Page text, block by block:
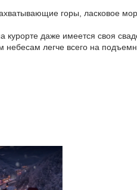
горы, ласковое
курорте даже имеется своя
небесам легче всего на